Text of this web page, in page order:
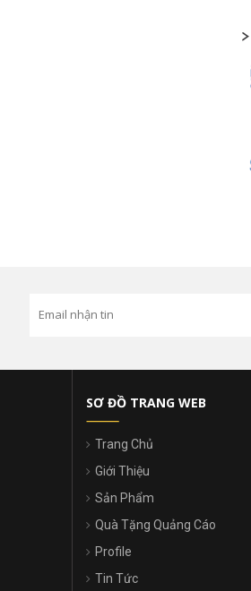
SƠ ĐỒ TRANG WEB
Trang Chủ
Giới Thiệu
Sản Phẩm
Quà Tặng Quảng Cáo
Profile
Tin Tức